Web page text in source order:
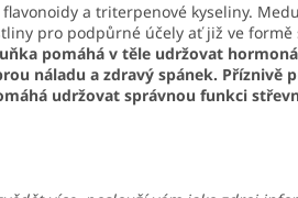
a triterpenové kyseliny.
pro podpůrné účely ať již ve formě
pomáhá v těle udržovat
náladu a zdravý spánek. Příznivě
udržovat správnou funkci